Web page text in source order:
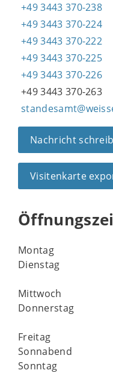
+49 3443 370-238
+49 3443 370-224
+49 3443 370-222
+49 3443 370-225
+49 3443 370-226
+49 3443 370-263
Nachricht
Visitenkarte
Montag
Dienstag
Mittwoch
Donnerstag
Freitag
Sonnabend
Sonntag